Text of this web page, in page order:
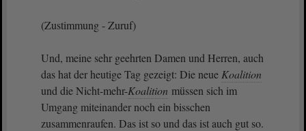
(Zustimmung - Zuruf)
Und, meine sehr geehrten Damen und Herren, auch
das hat der heutige Tag gezeigt: Die neue Koalition
und die Nicht-mehr-Koalition müssen sich im
Umgang miteinander noch ein bisschen
zusammenraufen. Das ist so und das ist auch gut so.